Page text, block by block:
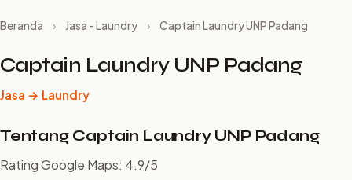
Beranda › Jasa - Laundry › Captain Laundry UNP Padang
Captain Laundry UNP Padang
Jasa → Laundry
Tentang Captain Laundry UNP Padang
Rating Google Maps: 4.9/5